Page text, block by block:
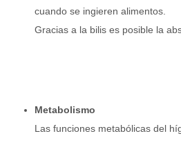
cuando se ingieren alimentos.
Gracias a la bilis es posible la
Metabolismo
Las funciones metabólicas del